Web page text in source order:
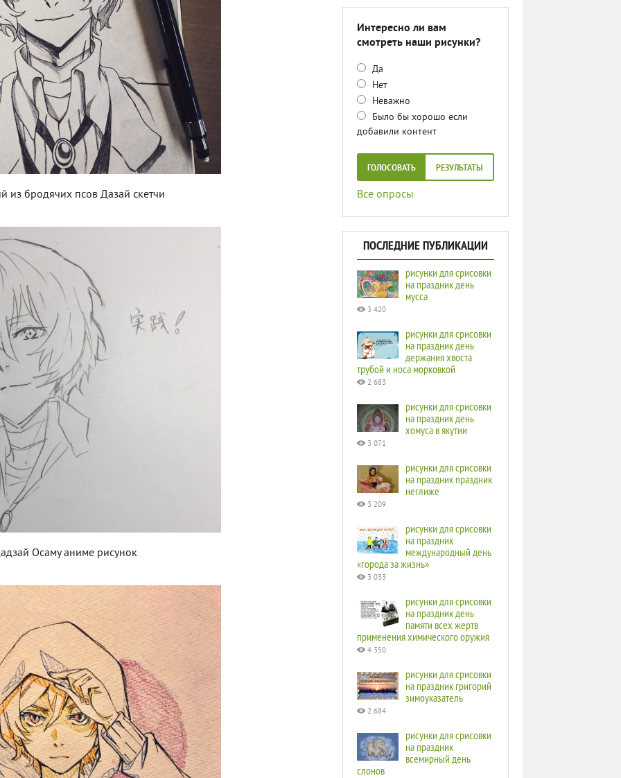
из бродячих псов Дазай скетчи
Осаму аниме рисунок
Интересно ли вам
смотреть наши рисунки?
Да
Нет
Неважно
Было бы хорошо если
добавили контент
ГОЛОСОВАТЬ РЕЗУЛЬТАТЫ
Все опросы
ПОСЛЕДНИЕ ПУБЛИКАЦИИ
рисунки для срисовки
на праздник день
мусса
3 420
рисунки для срисовки
на праздник день
держания хвоста
трубой и носа морковкой
2 683
рисунки для срисовки
на праздник день
хомуса в якутии
3 071
рисунки для срисовки
на праздник праздник
неглиже
3 209
рисунки для срисовки
на праздник
международный день
«города за жизнь»
3 033
рисунки для срисовки
на праздник день
памяти всех жертв
применения химического оружия
4 350
рисунки для срисовки
на праздник григорий
зимоуказатель
2 684
рисунки для срисовки
на праздник
всемирный день
слонов